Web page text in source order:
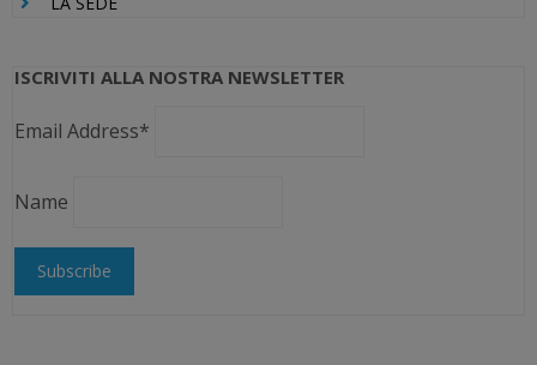
ISCRIVITI ALLA NOSTRA NEWSLETTER
Email Address*
Name